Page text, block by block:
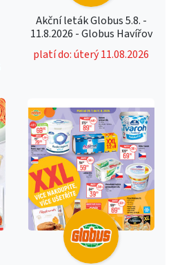
Akční leták Globus 5.8. -
11.8.2026 - Globus Havířov
platí do: úterý 11.08.2026